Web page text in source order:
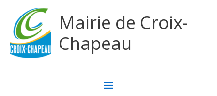
Mairie de Croix-
Chapeau
MENU